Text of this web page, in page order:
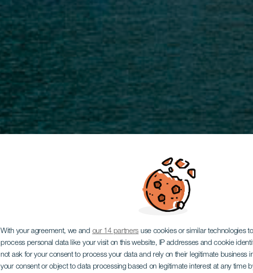
With your agreement, we and our 14 partners use cookies or similar technologies
process personal data like your visit on this website, IP addresses and cookie
not ask for your consent to process your data and rely on their legitimate business
your consent or object to data processing based on legitimate interest at any time